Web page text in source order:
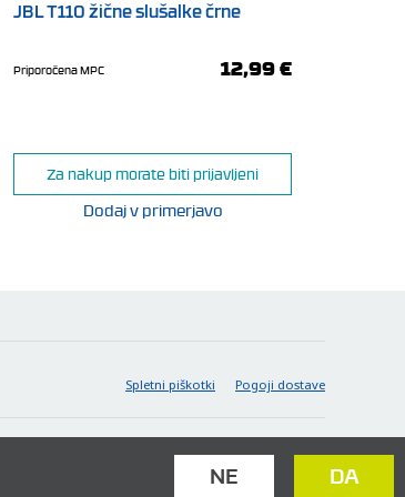
polnjenjem lahko predvajate še 2 uri
JBL T110 žične slušalke črne
Priporočena MPC 12,99 €
Za nakup morate biti prijavljeni
Dodaj v primerjavo
Spletni piškotki Pogoji dostave
NE DA